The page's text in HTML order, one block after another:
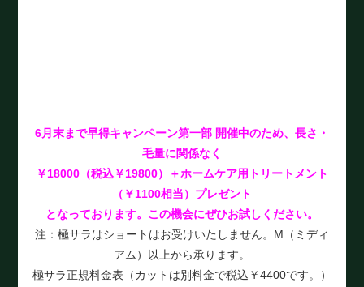
6月末まで早得キャンペーン第一部 開催中のため、長さ・
毛量に関係なく
￥18000（税込￥19800）＋ホームケア用トリートメント
（￥1100相当）プレゼント
となっております。この機会にぜひお試しください。
注：極サラはショートはお受けいたしません。M（ミディ
アム）以上から承ります。
極サラ正規料金表（カットは別料金で税込￥4400です。）